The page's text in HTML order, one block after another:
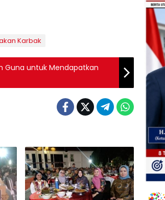
Karbak
Guna untuk Mendapatkan